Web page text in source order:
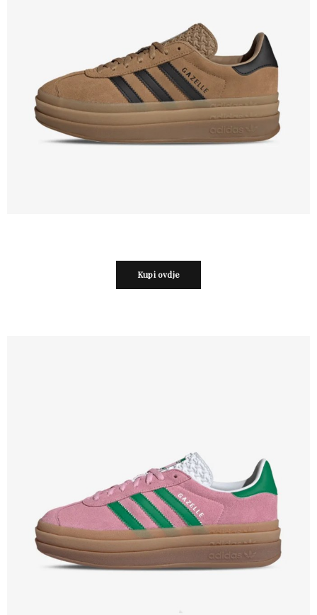
Kupi ovdje